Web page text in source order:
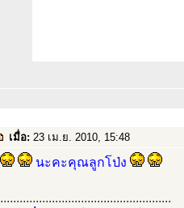
เมื่อ: 23 เม.ย. 2010, 15:48
นะคะคุณลูกโป่ง
.....................................................